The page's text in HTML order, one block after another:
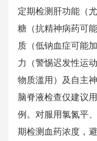
定期检测肝功能（
糖（抗精神病药可
质（低钠血症可能
力（警惕迟发性运
物质滥用）及自主
脑脊液检查仅建议
例。对服用氯氮平
期检测血药浓度，